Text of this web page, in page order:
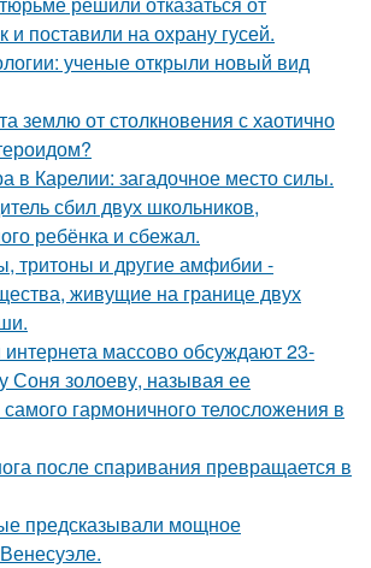
и поставили на охрану гусей.
ученые открыли новый вид
землю от столкновения с хаотично
в Карелии: загадочное место силы.
сбил двух школьников,
ребёнка и сбежал.
тритоны и другие амфибии -
живущие на границе двух
интернета массово обсуждают 23-
Соня золоеву, называя ее
гармоничного телосложения в
после спаривания превращается в
предсказывали мощное